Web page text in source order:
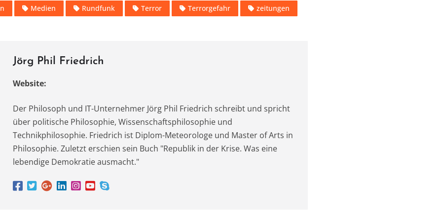
te grn
Medien Rundfunk Terror Terrorgefahr zeitungen
Jörg Phil Friedrich
Website:
Der Philosoph und IT-Unternehmer Jörg Phil Friedrich schreibt und spricht
über politische Philosophie, Wissenschaftsphilosophie und
Technikphilosophie. Friedrich ist Diplom-Meteorologe und Master of Arts in
Philosophie. Zuletzt erschien sein Buch "Republik in der Krise. Was eine
lebendige Demokratie ausmacht."